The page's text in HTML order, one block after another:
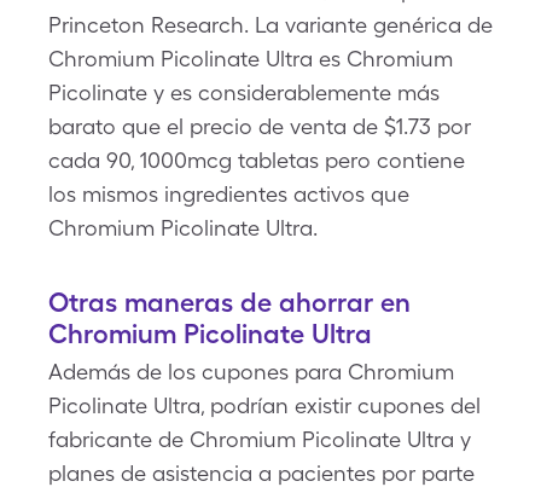
Princeton Research. La variante genérica de
Chromium Picolinate Ultra es Chromium
Picolinate y es considerablemente más
barato que el precio de venta de $1.73 por
cada 90, 1000mcg tabletas pero contiene
los mismos ingredientes activos que
Chromium Picolinate Ultra.
Otras maneras de ahorrar en
Chromium Picolinate Ultra
Además de los cupones para Chromium
Picolinate Ultra, podrían existir cupones del
fabricante de Chromium Picolinate Ultra y
planes de asistencia a pacientes por parte